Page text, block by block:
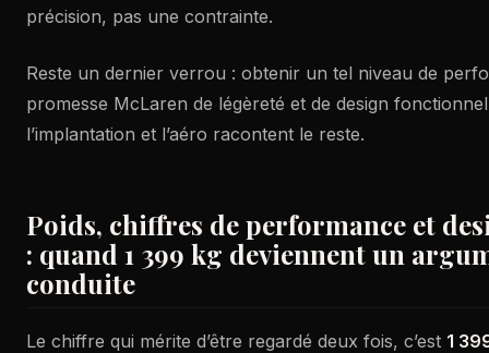
précision, pas une contrainte.
Reste un dernier verrou : obtenir un tel niveau de
promesse McLaren de légèreté et de design
l’implantation et l’aéro racontent le reste.
Poids, chiffres de performance et
: quand 1 399 kg deviennent un
conduite
Le chiffre qui mérite d’être regardé deux fois, c’est 1